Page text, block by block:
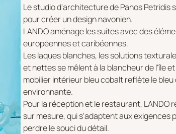
Le studio d'architecture de Panos Petridis
pour créer un design navonien.
LANDO aménage les suites avec des
européennes et caribéennes.
Les laques blanches, les solutions
et nettes se mêlent à la blancheur de l'île
mobilier intérieur bleu cobalt reflète le bleu
environnante.
Pour la réception et le restaurant, LANDO
sur mesure, qui s'adaptent aux exigences
perdre le souci du détail.